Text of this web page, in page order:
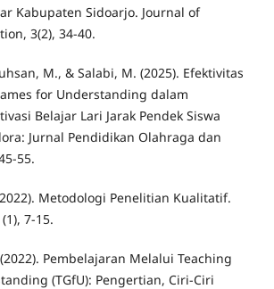
Kabupaten Sidoarjo. Journal of
3(2), 34-40.
M., & Salabi, M. (2025). Efektivitas
for Understanding dalam
Belajar Lari Jarak Pendek Siswa
Jurnal Pendidikan Olahraga dan
55.
Metodologi Penelitian Kualitatif.
7-15.
Pembelajaran Melalui Teaching
(TGfU): Pengertian, Ciri-Ciri